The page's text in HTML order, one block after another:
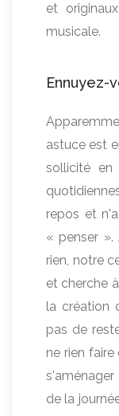
et
musicale.
Ennuyez-
astuce est
sollicité en
repos et
« penser ».
rien, notre
et cherche
la création
pas de
ne rien
de la